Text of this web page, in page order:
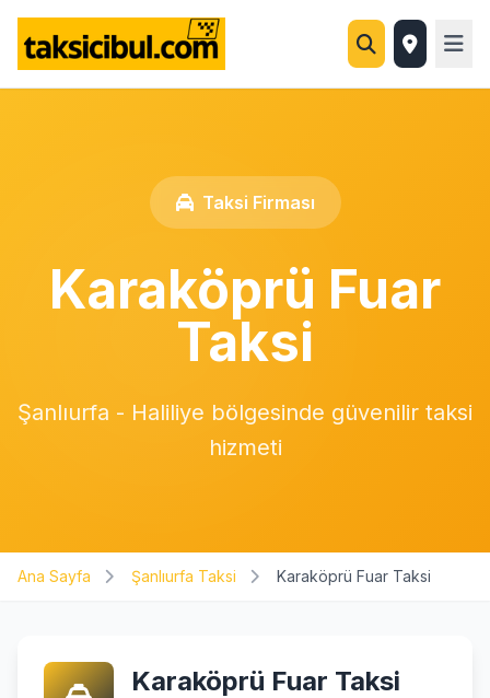
Taksi Firması
Karaköprü Fuar
Taksi
Şanlıurfa - Haliliye bölgesinde güvenilir taksi
hizmeti
Ana Sayfa Şanlıurfa Taksi Karaköprü Fuar Taksi
Karaköprü Fuar Taksi